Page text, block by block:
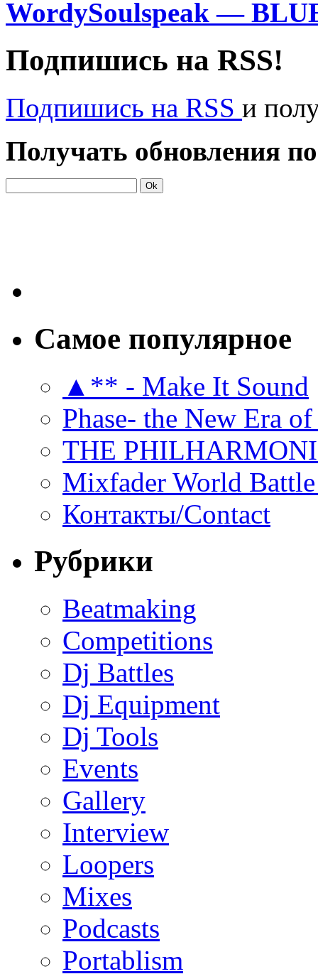
WordySoulspeak —
Подпишись на RSS!
Подпишись на RSS и
Получать обновления
Самое популярное
▲** - Make It Sound
Phase- the New Era
THE
Mixfader World
Контакты/Contact
Рубрики
Beatmaking
Competitions
Dj Battles
Dj Equipment
Dj Tools
Events
Gallery
Interview
Loopers
Mixes
Podcasts
Portablism